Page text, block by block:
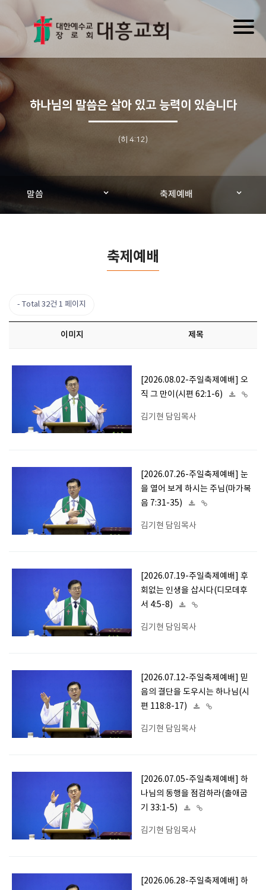
하나님의 말씀은 살아 있고 능력이 있습니다
(히 4:12)
말씀 축제예배
축제예배
Total 32건 1 페이지
이미지 제목
[2026.08.02-주일축제예배] 오
직 그 만이(시편 62:1-6)
김기현 담임목사
[2026.07.26-주일축제예배] 눈
을 열어 보게 하시는 주님(마가복
음 7:31-35)
김기현 담임목사
[2026.07.19-주일축제예배] 후
회없는 인생을 삽시다(디모데후
서 4:5-8)
김기현 담임목사
[2026.07.12-주일축제예배] 믿
음의 결단을 도우시는 하나님(시
편 118:8-17)
김기현 담임목사
[2026.07.05-주일축제예배] 하
나님의 동행을 점검하라(출애굽
기 33:1-5)
김기현 담임목사
[2026.06.28-주일축제예배] 하